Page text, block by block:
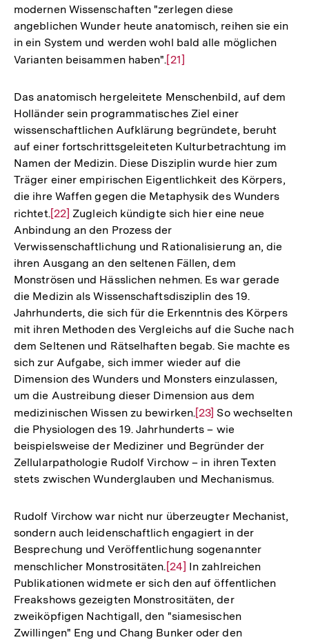
Auflösung
der
Fußnote
modernen Wissenschaften "zerlegen diese
angeblichen Wunder heute anatomisch, reihen sie ein
in ein System und werden wohl bald alle möglichen
Varianten beisammen haben".Zur
der
Fußnote
[21]
Das anatomisch hergeleitete Menschenbild, auf dem
Holländer sein programmatisches Ziel einer
wissenschaftlichen Aufklärung begründete, beruht
auf einer fortschrittsgeleiteten Kulturbetrachtung im
Namen der Medizin. Diese Disziplin wurde hier zum
Träger einer empirischen Eigentlichkeit des Körpers,
die ihre Waffen gegen die Metaphysik des Wunders
richtet.Zur
Auflösung
der
Fußnote
[22] Zugleich kündigte sich hier eine neue
Anbindung an den Prozess der
Verwissenschaftlichung und Rationalisierung an, die
ihren Ausgang an den seltenen Fällen, dem
Monströsen und Hässlichen nehmen. Es war gerade
die Medizin als Wissenschaftsdisziplin des 19.
Jahrhunderts, die sich für die Erkenntnis des Körpers
mit ihren Methoden des Vergleichs auf die Suche nach
dem Seltenen und Rätselhaften begab. Sie machte es
sich zur Aufgabe, sich immer wieder auf die
Dimension des Wunders und Monsters einzulassen,
um die Austreibung dieser Dimension aus dem
medizinischen Wissen zu bewirken.Zur
Auflösung
der
Fußnote
[23] So wechselten
die Physiologen des 19. Jahrhunderts – wie
beispielsweise der Mediziner und Begründer der
Zellularpathologie Rudolf Virchow – in ihren Texten
stets zwischen Wunderglauben und Mechanismus.
Rudolf Virchow war nicht nur überzeugter Mechanist,
sondern auch leidenschaftlich engagiert in der
Besprechung und Veröffentlichung sogenannter
menschlicher Monstrositäten. Zur
Auflösung
der
Fußnote
[24] In zahlreichen
Publikationen widmete er sich den auf öffentlichen
Freakshows gezeigten Monstrositäten, der
zweiköpfigen Nachtigall, den "siamesischen
Zwillingen" Eng und Chang Bunker oder den